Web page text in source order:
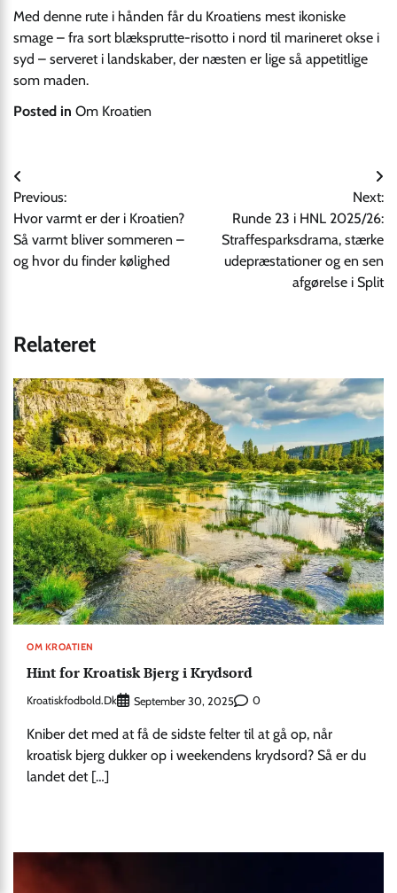
Med denne rute i hånden får du Kroatiens mest ikoniske
smage – fra sort blæksprutte-risotto i nord til marineret okse i
syd – serveret i landskaber, der næsten er lige så appetitlige
som maden.
Posted in Om Kroatien
Indlægsnavigation
Previous:
Hvor varmt er der i Kroatien?
Så varmt bliver sommeren –
og hvor du finder kølighed
Next:
Runde 23 i HNL 2025/26:
Straffesparksdrama, stærke
udepræstationer og en sen
afgørelse i Split
Relateret
OM KROATIEN
Hint for Kroatisk Bjerg i Krydsord
Kroatiskfodbold.dk September 30, 2025 0
Kniber det med at få de sidste felter til at gå op, når
kroatisk bjerg dukker op i weekendens krydsord? Så er du
landet det […]